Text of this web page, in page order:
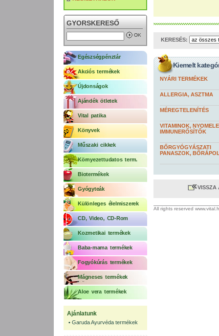
GYORSKERESŐ
Egészségpénztár
Akciós termékek
Újdonságok
Ajándék ötletek
Vital patika
Könyvek
Műszaki cikkek
Környezettudatos term.
Biotermékek
Gyógyteák
Különleges élelmiszerek
CD, Video, CD-Rom
Kozmetikai termékek
Baba-mama termékek
Fogyókúrás termékek
Mágneses termékek
Aloe vera termékek
Ajánlatunk
• Garuda Ayurvéda termékek
KERESÉS:
Kiemelt
NYÁRI TERMÉKEK
ALLERGIA, ASZTMA
MÉREGTELENÍTÉS
VITAMINOK,
IMMUNERŐSÍTŐK
BŐRGYÓGYÁSZATI
PANASZOK,
VISSZA
All rights reserved